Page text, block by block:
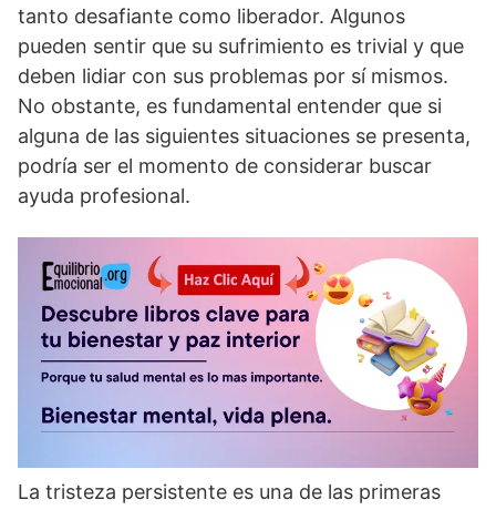
tanto desafiante como liberador. Algunos
pueden sentir que su sufrimiento es trivial y que
deben lidiar con sus problemas por sí­ mismos.
No obstante, es fundamental entender que si
alguna de las siguientes situaciones se presenta,
podrí­a ser el momento de considerar buscar
ayuda profesional.
La tristeza persistente es una de las primeras